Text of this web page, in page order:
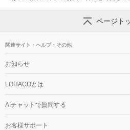
ページト
関連サイト・ヘルプ・その他
お知らせ
LOHACOとは
AIチャットで質問する
お客様サポート